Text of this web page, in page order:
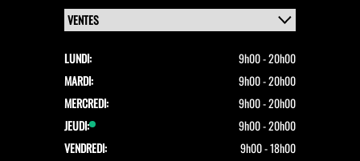
LUNDI:
9h00 - 20h00
MARDI:
9h00 - 20h00
MERCREDI:
9h00 - 20h00
JEUDI:
9h00 - 20h00
VENDREDI:
9h00 - 18h00